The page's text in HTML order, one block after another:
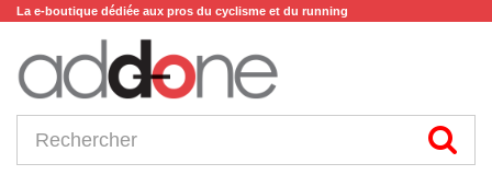
La e-boutique dédiée aux pros du cyclisme et du running